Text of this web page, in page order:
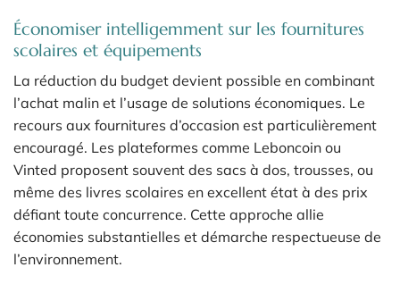
Économiser intelligemment sur les fournitures
scolaires et équipements
La réduction du budget devient possible en combinant
l’achat malin et l’usage de solutions économiques. Le
recours aux fournitures d’occasion est particulièrement
encouragé. Les plateformes comme Leboncoin ou
Vinted proposent souvent des sacs à dos, trousses, ou
même des livres scolaires en excellent état à des prix
défiant toute concurrence. Cette approche allie
économies substantielles et démarche respectueuse de
l’environnement.